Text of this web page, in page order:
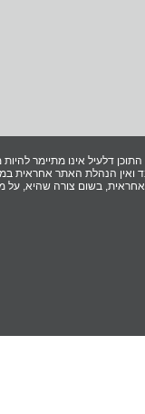
דלעיל אינו מתיימר להיות
הנהלת האתר אחראית
בשום צורה שהיא, על